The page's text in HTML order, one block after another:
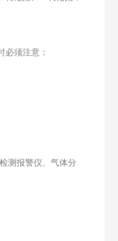
须注意：
测报警仪、气体分